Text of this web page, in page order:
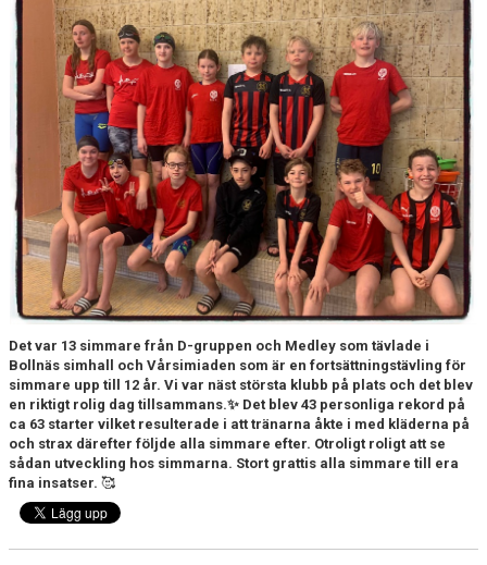
FJÄRRANHÖJDERBADET
HARNÄSBADET
Det var 13 simmare från D-gruppen och Medley som tävlade i
Bollnäs simhall och Vårsimiaden som är en fortsättningstävling för
simmare upp till 12 år. Vi var näst största klubb på plats och det blev
en riktigt rolig dag tillsammans.✨ Det blev 43 personliga rekord på
ca 63 starter vilket resulterade i att tränarna åkte i med kläderna på
och strax därefter följde alla simmare efter. Otroligt roligt att se
sådan utveckling hos simmarna. Stort grattis alla simmare till era
fina insatser. 🥰